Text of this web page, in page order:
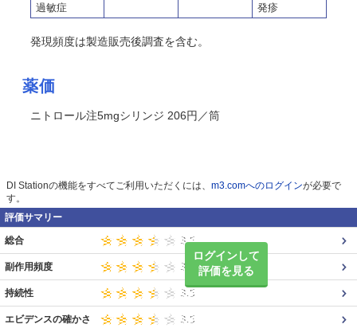
過敏症
発疹
発現頻度は製造販売後調査を含む。
薬価
ニトロール注5mgシリンジ 206円／筒
DI Stationの機能をすべてご利用いただくには、 m3.comへのログインが必要で
す。
評価サマリー
ログインして
評価を見る
総合
副作用頻度
持続性
エビデンスの確かさ